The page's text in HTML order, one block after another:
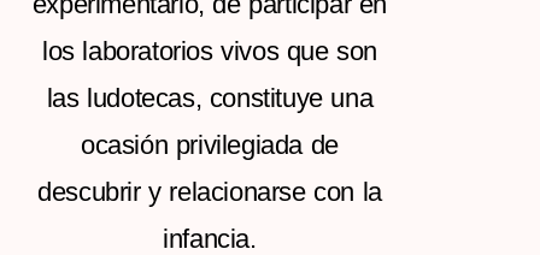
los laboratorios vivos que son
las ludotecas, constituye una
ocasión privilegiada de
descubrir y relacionarse con la
infancia.